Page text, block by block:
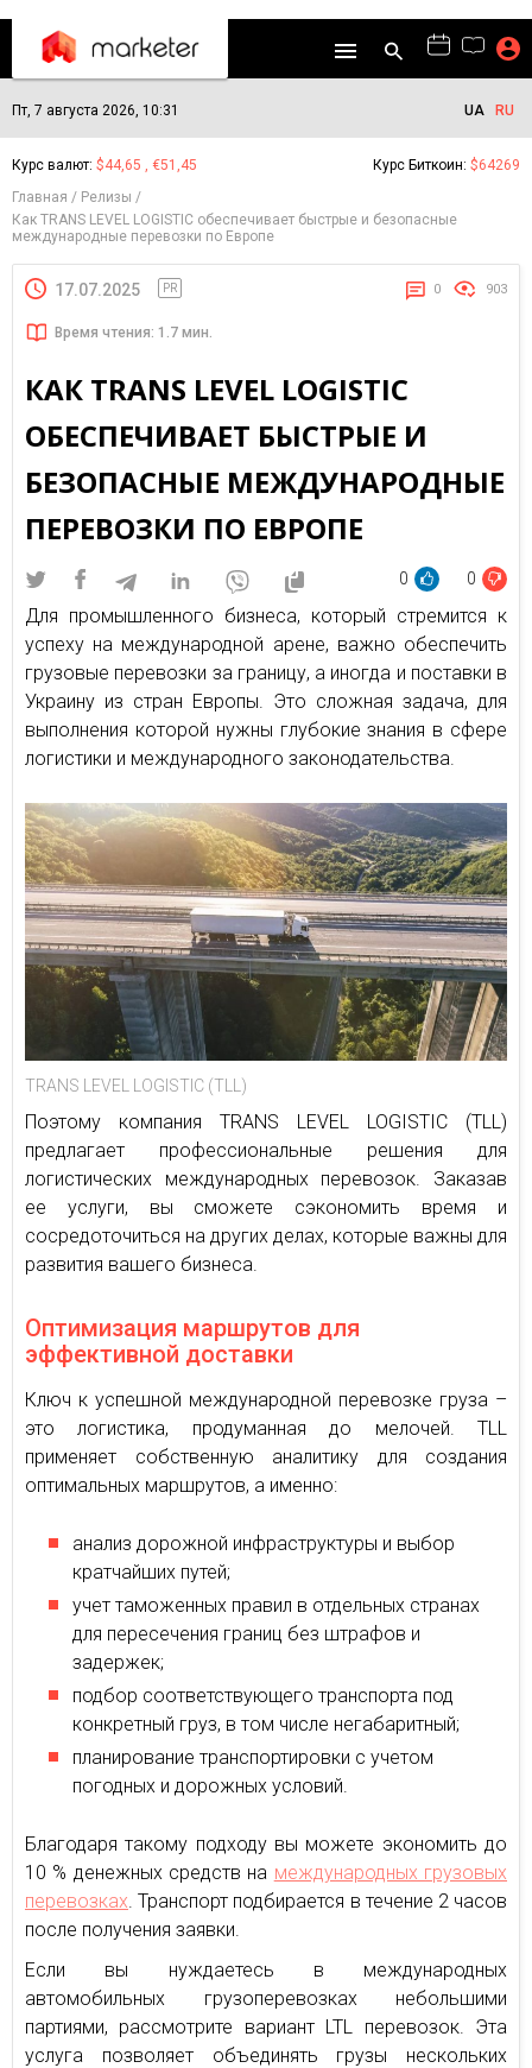
Пт, 7 августа 2026, 10:31 UA RU
Курс валют: $44,65 , €51,45 Курс Биткоин: $64269
Главная
Релизы
Как TRANS LEVEL LOGISTIC обеспечивает быстрые и безопасные
международные перевозки по Европе
17.07.2025 PR 0 903
Время чтения: 1.7 мин.
КАК TRANS LEVEL LOGISTIC
ОБЕСПЕЧИВАЕТ БЫСТРЫЕ И
БЕЗОПАСНЫЕ МЕЖДУНАРОДНЫЕ
ПЕРЕВОЗКИ ПО ЕВРОПЕ
0 0
Для промышленного бизнеса, который стремится к
успеху на международной арене, важно обеспечить
грузовые перевозки за границу, а иногда и поставки в
Украину из стран Европы. Это сложная задача, для
выполнения которой нужны глубокие знания в сфере
логистики и международного законодательства.
TRANS LEVEL LOGISTIC (TLL)
Поэтому компания TRANS LEVEL LOGISTIC (TLL)
предлагает профессиональные решения для
логистических международных перевозок. Заказав
ее услуги, вы сможете сэкономить время и
сосредоточиться на других делах, которые важны для
развития вашего бизнеса.
Оптимизация маршрутов для
эффективной доставки
Ключ к успешной международной перевозке груза –
это логистика, продуманная до мелочей. TLL
применяет собственную аналитику для создания
оптимальных маршрутов, а именно:
анализ дорожной инфраструктуры и выбор
кратчайших путей;
учет таможенных правил в отдельных странах
для пересечения границ без штрафов и
задержек;
подбор соответствующего транспорта под
конкретный груз, в том числе негабаритный;
планирование транспортировки с учетом
погодных и дорожных условий.
Благодаря такому подходу вы можете экономить до
10 % денежных средств на международных грузовых
перевозках . Транспорт подбирается в течение 2 часов
после получения заявки.
Если вы нуждаетесь в международных
автомобильных грузоперевозках небольшими
партиями, рассмотрите вариант LTL перевозок. Эта
услуга позволяет объединять грузы нескольких